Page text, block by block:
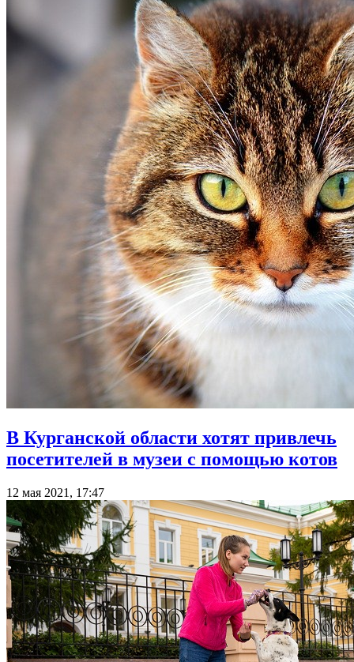
В Курганской области хотят привлечь
посетителей в музеи с помощью котов
12 мая 2021, 17:47